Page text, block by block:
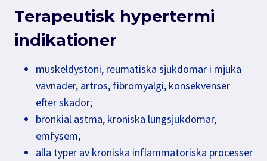
Terapeutisk hypertermi
indikationer
muskeldystoni, reumatiska sjukdomar i mjuka
vävnader, artros, fibromyalgi, konsekvenser
efter skador;
bronkial astma, kroniska lungsjukdomar,
emfysem;
alla typer av kroniska inflammatoriska processer